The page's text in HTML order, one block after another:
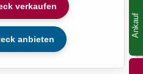
Ankauf
verkaufen
anbieten